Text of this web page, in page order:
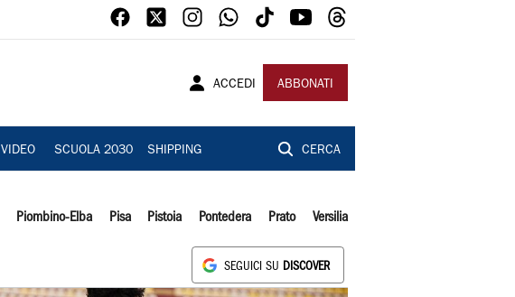
ACCEDI ABBONATI
VIDEO SCUOLA 2030 SHIPPING CERCA
Piombino-Elba Pisa Pistoia Pontedera Prato Versilia
SEGUICI SU DISCOVER